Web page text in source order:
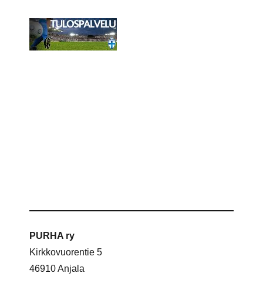
PURHA ry
Kirkkovuorentie 5
46910 Anjala